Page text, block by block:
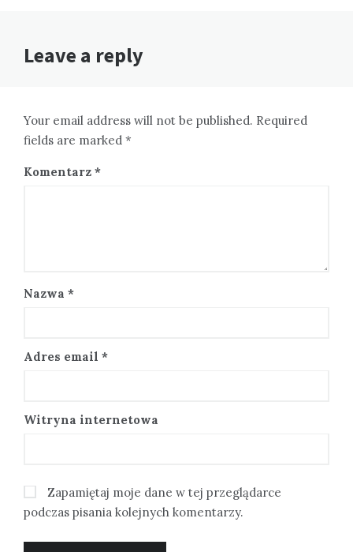
Leave a reply
Your email address will not be published. Required
fields are marked *
Komentarz *
Nazwa *
Adres email *
Witryna internetowa
Zapamiętaj moje dane w tej przeglądarce
podczas pisania kolejnych komentarzy.